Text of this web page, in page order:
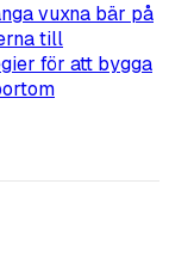
vuxna bär på
till
för att bygga